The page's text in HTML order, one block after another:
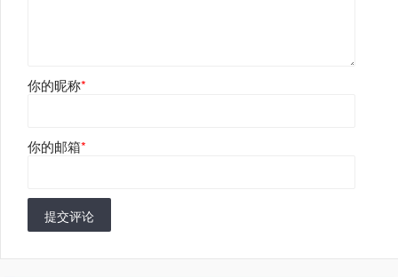
你的昵称*
你的邮箱*
提交评论